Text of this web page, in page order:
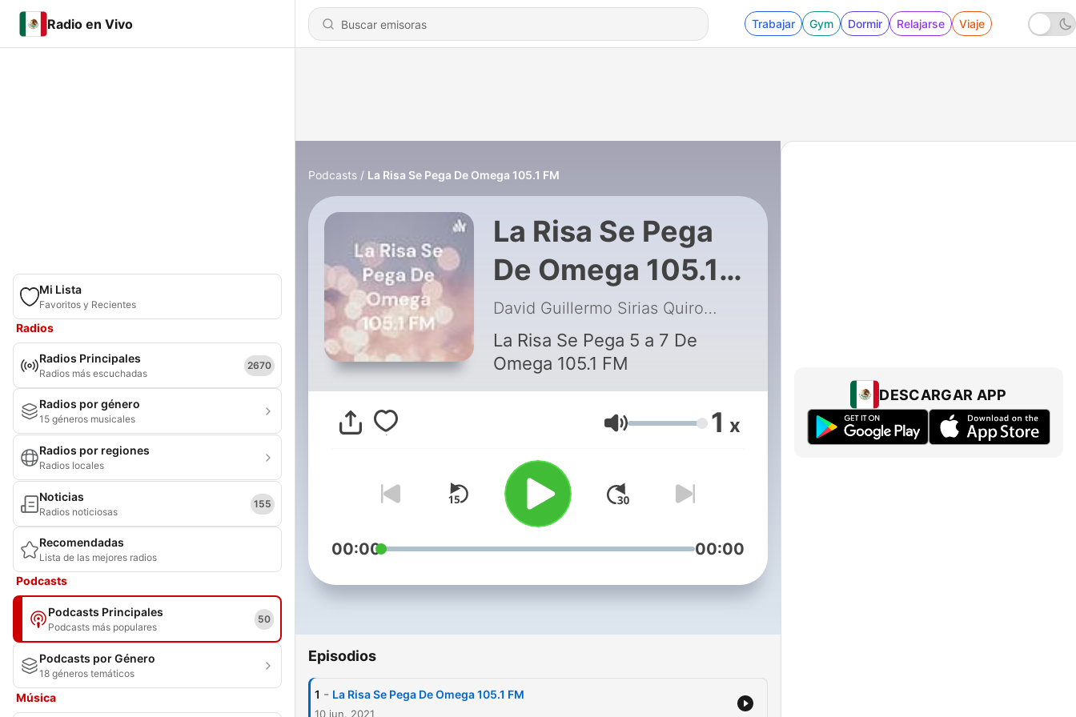
Radio en Vivo Trabajar Gym Dormir Relajarse Viaje
Mi Lista
Favoritos y Recientes
Radios
Radios Principales
Radios más escuchadas
2670
Radios por género
15 géneros musicales
Radios por regiones
Radios locales
Noticias
Radios noticiosas
155
Recomendadas
Lista de las mejores radios
Podcasts
Podcasts Principales
Podcasts más populares
50
Podcasts por Género
18 géneros temáticos
Música
Podcasts La Risa Se Pega De Omega 105.1 FM
La Risa Se Pega
De Omega 105.1
FM
David Guillermo Sirias Quiros
La Risa Se Pega 5 a 7 De
Omega 105.1 FM
Volumen 1 x
00:00 00:00
Episodios
1 - La Risa Se Pega De Omega 105.1 FM
10 jun. 2021
DESCARGAR APP